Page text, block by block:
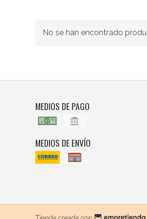
No se han encontrado
MEDIOS DE PAGO
MEDIOS DE ENVÍO